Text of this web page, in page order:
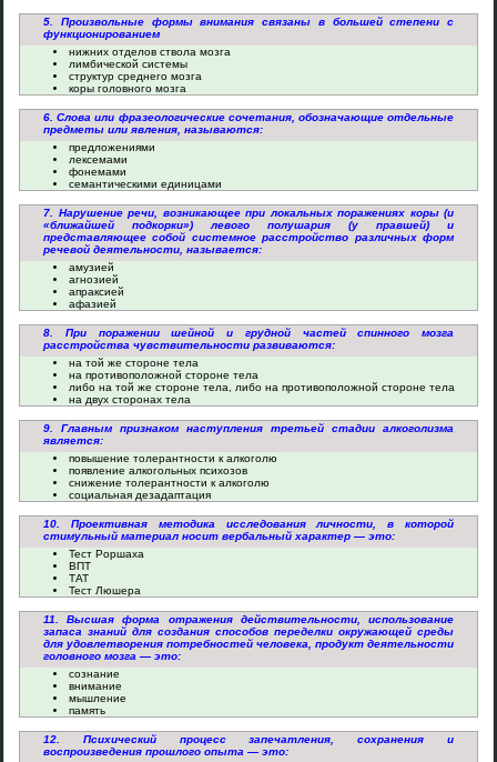
5. Произвольные формы внимания связаны в большей степени с
функционированием
нижних отделов ствола мозга
лимбической системы
структур среднего мозга
коры головного мозга
6. Слова или фразеологические сочетания, обозначающие отдельные
предметы или явления, называются:
предложениями
лексемами
фонемами
семантическими единицами
7. Нарушение речи, возникающее при локальных поражениях коры (и
«ближайшей подкорки») левого полушария (у правшей) и
представляющее собой системное расстройство различных форм
речевой деятельности, называется:
амузией
агнозией
апраксией
афазией
8. При поражении шейной и грудной частей спинного мозга
расстройства чувствительности развиваются:
на той же стороне тела
на противоположной стороне тела
либо на той же стороне тела, либо на противоположной стороне тела
на двух сторонах тела
9. Главным признаком наступления третьей стадии алкоголизма
является:
повышение толерантности к алкоголю
появление алкогольных психозов
снижение толерантности к алкоголю
социальная дезадаптация
10. Проективная методика исследования личности, в которой
стимульный материал носит вербальный характер — это:
Тест Роршаха
ВПТ
ТАТ
Тест Люшера
11. Высшая форма отражения действительности, использование
запаса знаний для создания способов переделки окружающей среды
для удовлетворения потребностей человека, продукт деятельности
головного мозга — это:
сознание
внимание
мышление
память
12. Психический процесс запечатления, сохранения и
воспроизведения прошлого опыта — это: